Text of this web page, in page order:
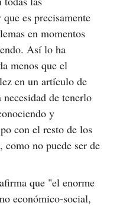
es precisamente
en momentos
Así lo ha
menos que el
en un artículo de
necesidad de tenerlo
y
con el resto de los
no puede ser de
que "el enorme
económico-social,